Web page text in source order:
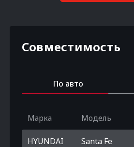
Совместимость
По авто
Марка Модель
HYUNDAI Santa Fe